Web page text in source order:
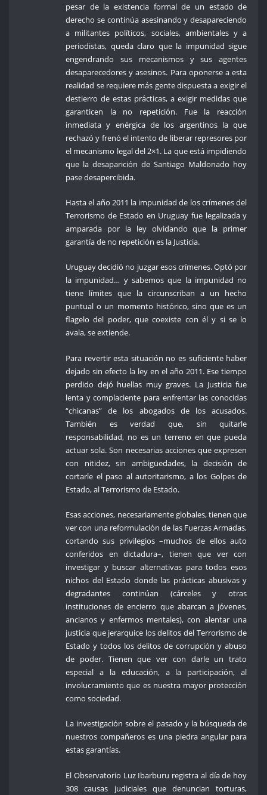
pesar de la existencia formal de un estado de
derecho se continúa asesinando y desapareciendo
a militantes políticos, sociales, ambientales y a
periodistas, queda claro que la impunidad sigue
engendrando sus mecanismos y sus agentes
desaparecedores y asesinos. Para oponerse a esta
realidad se requiere más gente dispuesta a exigir el
destierro de estas prácticas, a exigir medidas que
garanticen la no repetición. Fue la reacción
inmediata y enérgica de los argentinos la que
rechazó y frenó el intento de liberar represores por
el mecanismo legal del 2×1. La que está impidiendo
que la desaparición de Santiago Maldonado hoy
pase desapercibida.
Hasta el año 2011 la impunidad de los crímenes del
Terrorismo de Estado en Uruguay fue legalizada y
amparada por la ley olvidando que la primer
garantía de no repetición es la Justicia.
Uruguay decidió no juzgar esos crímenes. Optó por
la impunidad… y sabemos que la impunidad no
tiene límites que la circunscriban a un hecho
puntual o un momento histórico, sino que es un
flagelo del poder, que coexiste con él y si se lo
avala, se extiende.
Para revertir esta situación no es suficiente haber
dejado sin efecto la ley en el año 2011. Ese tiempo
perdido dejó huellas muy graves. La Justicia fue
lenta y complaciente para enfrentar las conocidas
“chicanas” de los abogados de los acusados.
También es verdad que, sin quitarle
responsabilidad, no es un terreno en que pueda
actuar sola. Son necesarias acciones que expresen
con nitidez, sin ambigüedades, la decisión de
cortarle el paso al autoritarismo, a los Golpes de
Estado, al Terrorismo de Estado.
Esas acciones, necesariamente globales, tienen que
ver con una reformulación de las Fuerzas Armadas,
cortando sus privilegios –muchos de ellos auto
conferidos en dictadura–, tienen que ver con
investigar y buscar alternativas para todos esos
nichos del Estado donde las prácticas abusivas y
degradantes continúan (cárceles y otras
instituciones de encierro que abarcan a jóvenes,
ancianos y enfermos mentales), con alentar una
justicia que jerarquice los delitos del Terrorismo de
Estado y todos los delitos de corrupción y abuso
de poder. Tienen que ver con darle un trato
especial a la educación, a la participación, al
involucramiento que es nuestra mayor protección
como sociedad.
La investigación sobre el pasado y la búsqueda de
nuestros compañeros es una piedra angular para
estas garantías.
El Observatorio Luz Ibarburu registra al día de hoy
308 causas judiciales que denuncian torturas,